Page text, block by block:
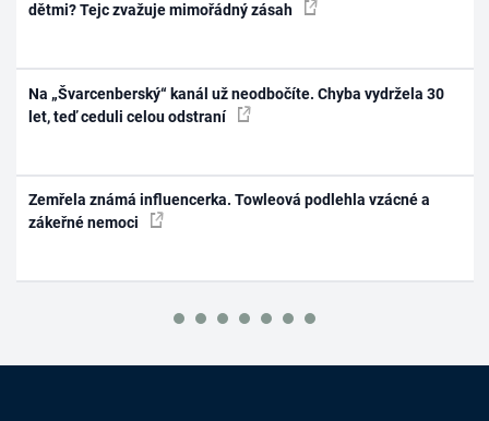
dětmi? Tejc zvažuje mimořádný zásah
Na „Švarcenberský“ kanál už neodbočíte. Chyba vydržela 30
let, teď ceduli celou odstraní
Zemřela známá influencerka. Towleová podlehla vzácné a
zákeřné nemoci